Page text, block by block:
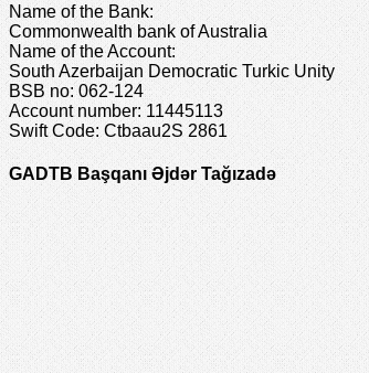
Name of the Bank:
Commonwealth bank of Australia
Name of the Account:
South Azerbaijan Democratic Turkic Unity
BSB no: 062-124
Account number: 11445113
Swift Code: Ctbaau2S 2861
GADTB Başqanı Əjdər Tağızadə